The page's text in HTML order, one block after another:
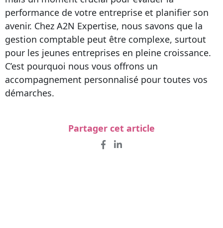
performance de votre entreprise et planifier son
avenir. Chez A2N Expertise, nous savons que la
gestion comptable peut être complexe, surtout
pour les jeunes entreprises en pleine croissance.
C’est pourquoi nous vous offrons un
accompagnement personnalisé pour toutes vos
démarches.
Partager cet article